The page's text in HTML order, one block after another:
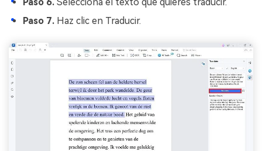
Paso 7. Haz clic en Traducir.